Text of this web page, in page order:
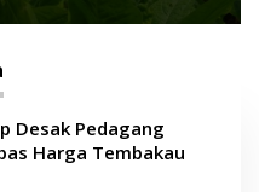
Desak Pedagang
Harga Tembakau